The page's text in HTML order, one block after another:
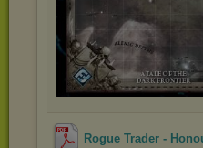
Rogue Trader -